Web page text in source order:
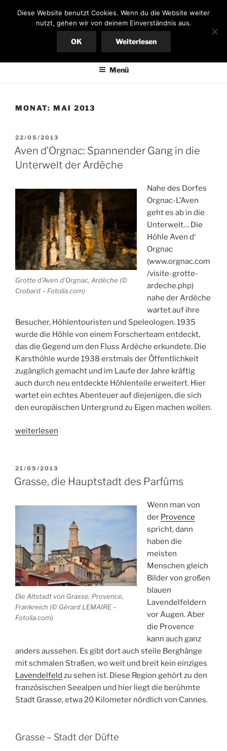
InhaltFERIENHAUS AN DER
ARDÈCHE
Bungalow in Südfrankreich, großer Garten, mieten von privat
Menü
MONAT: MAI 2013
VERÖFFENTLICHT
AM
22/05/2013
Aven d’Orgnac: Spannender Gang in die
Unterwelt der Ardèche
Grotte d’Aven d’Orgnac, Ardèche (©
Crobard – Fotolia.com)
Nahe des Dorfes
Orgnac-L’Aven
geht es ab in die
Unterwelt… Die
Höhle Aven d‘
Orgnac
(www.orgnac.com
/visite-grotte-
ardeche.php)
nahe der Ardèche
wartet auf ihre
Besucher, Höhlentouristen und Speleologen. 1935
wurde die Höhle von einem Forscherteam entdeckt,
das die Gegend um den Fluss Ardèche erkundete. Die
Karsthöhle wurde 1938 erstmals der Öffentlichkeit
zugänglich gemacht und im Laufe der Jahre kräftig
auch durch neu entdeckte Höhlenteile erweitert. Hier
wartet ein echtes Abenteuer auf diejenigen, die sich
den europäischen Untergrund zu Eigen machen wollen.
„Aven
Gang
in
Unterwelt
Ardèche“
weiterlesen
VERÖFFENTLICHT
AM
21/05/2013
Grasse, die Hauptstadt des Parfüms
Die Altstadt von Grasse, Provence,
Frankreich (© Gérard LEMAIRE –
Fotolia.com)
Wenn man von
der Provence
spricht, dann
haben die
meisten
Menschen gleich
Bilder von großen
blauen
Lavendelfeldern
vor Augen. Aber
die Provence
kann auch ganz
anders aussehen. Es gibt dort auch steile Berghänge
mit schmalen Straßen, wo weit und breit kein einziges
Lavendelfeld zu sehen ist. Diese Region gehört zu den
französischen Seealpen und hier liegt die berühmte
Stadt Grasse, etwa 20 Kilometer nördlich von Cannes.
Grasse – Stadt der Düfte
Diese Website benutzt Cookies. Wenn du die Website weiter
nutzt, gehen wir von deinem Einverständnis aus.
OK Weiterlesen